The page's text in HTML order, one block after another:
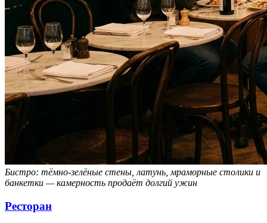
Бистро: тёмно-зелёные стены, латунь, мраморные столики и
банкетки — камерность продаёт долгий ужин
Ресторан